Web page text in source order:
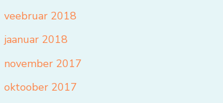
veebruar 2018
jaanuar 2018
november 2017
oktoober 2017